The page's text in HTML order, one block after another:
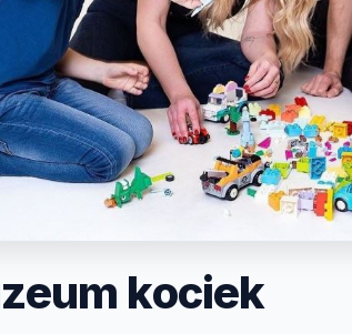
Prepnúť na tmavý režim
kociek